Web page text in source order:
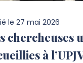
le 27 mai 2026
chercheuses
à